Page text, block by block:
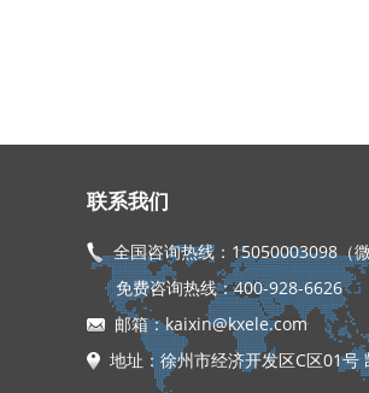
联系我们
全国咨询热线：15050003098（微
免费咨询热线：400-928-6626
邮箱：kaixin@kxele.com
地址：徐州市经济开发区C区01号